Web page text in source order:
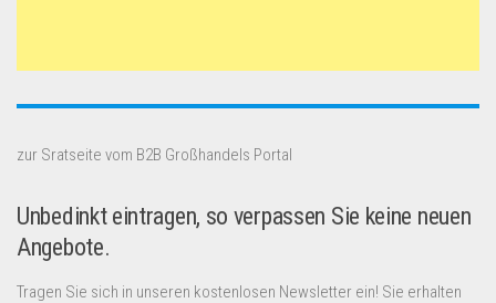
zur Sratseite vom B2B Großhandels Portal
Unbedinkt eintragen, so verpassen Sie keine neuen
Angebote.
Tragen Sie sich in unseren kostenlosen Newsletter ein! Sie erhalten